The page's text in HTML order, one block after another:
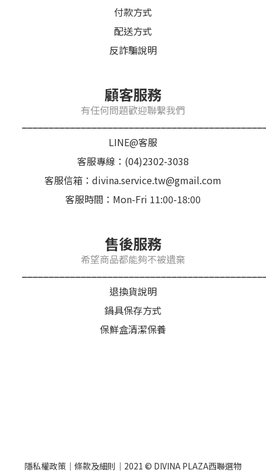
付款方式
配送方式
反詐騙說明
顧客服務
有任何問題歡迎聯繫我們
LINE@客服
客服專線：(04)2302-3038
客服信箱：divina.service.tw@gmail.com
客服時間：Mon-Fri 11:00-18:00
售後服務
希望商品都能夠不被遺棄
退換貨說明
鍋具保存方式
保鮮盒清潔保養
隱私權政策｜條款及細則｜2021 © DIVINA PLAZA西聯選物